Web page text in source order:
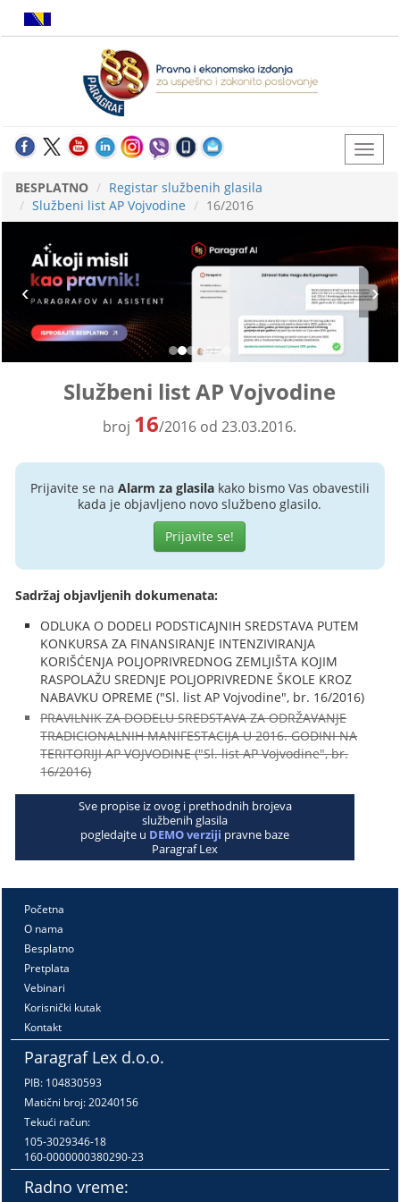
BESPLATNO
Registar službenih glasila
Službeni list AP Vojvodine
16/2016
Službeni list AP Vojvodine
broj 16/2016 od 23.03.2016.
Prijavite se na Alarm za glasilakako bismo Vas obavestili
kada je objavljeno novo službeno glasilo.
Prijavite se!
Sadržaj objavljenih dokumenata:
ODLUKA O DODELI PODSTICAJNIH SREDSTAVA PUTEM
KONKURSA ZA FINANSIRANJE INTENZIVIRANJA
KORIŠĆENJA POLJOPRIVREDNOG ZEMLJIŠTA KOJIM
RASPOLAŽU SREDNJE POLJOPRIVREDNE ŠKOLE KROZ
NABAVKU OPREME ("Sl. list AP Vojvodine", br. 16/2016)
PRAVILNIK ZA DODELU SREDSTAVA ZA ODRŽAVANJE
TRADICIONALNIH MANIFESTACIJA U 2016. GODINI NA
TERITORIJI AP VOJVODINE ("Sl. list AP Vojvodine", br.
16/2016)
Sve propise iz ovog i prethodnih brojeva
službenih glasila
pogledajte u DEMO verziji pravne baze
Paragraf Lex
Početna
O nama
Besplatno
Pretplata
Vebinari
Korisnički kutak
Kontakt
Paragraf Lex d.o.o.
PIB: 104830593
Matični broj: 20240156
Tekući račun:
105-3029346-18
160-0000000380290-23
Radno vreme: